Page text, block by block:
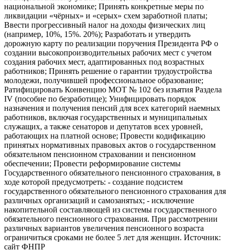
национальной экономике; Принять конкретные меры по
ликвидации «чёрных» и «серых» схем заработной платы;
Ввести прогрессивный налог на доходы физических лиц
(например, 10%, 15%. 20%); Разработать и утвердить
дорожную карту по реализации поручения Президента РФ о
создании высокопроизводительных рабочих мест с учетом
создания рабочих мест, адаптированных под возрастных
работников; Принять решение о гарантии трудоустройства
молодежи, получившей профессиональное образование;
Ратифицировать Конвенцию МОТ № 102 без изъятия Раздела
IV (пособие по безработице); Унифицировать порядок
назначения и получения пенсий для всех категорий наемных
работников, включая государственных и муниципальных
служащих, а также сенаторов и депутатов всех уровней,
работающих на платной основе; Провести кодификацию
принятых нормативных правовых актов о государственном
обязательном пенсионном страховании и пенсионном
обеспечении; Провести реформирование системы
Государственного обязательного пенсионного страхования, в
ходе которой предусмотреть: - создание подсистем
государственного обязательного пенсионного страхования для
различных организаций и самозанятых; - исключение
накопительной составляющей из системы государственного
обязательного пенсионного страхования. При рассмотрении
различных вариантов увеличения пенсионного возраста
ограничиться сроками не более 5 лет для женщин. Источник:
сайт ФНПР